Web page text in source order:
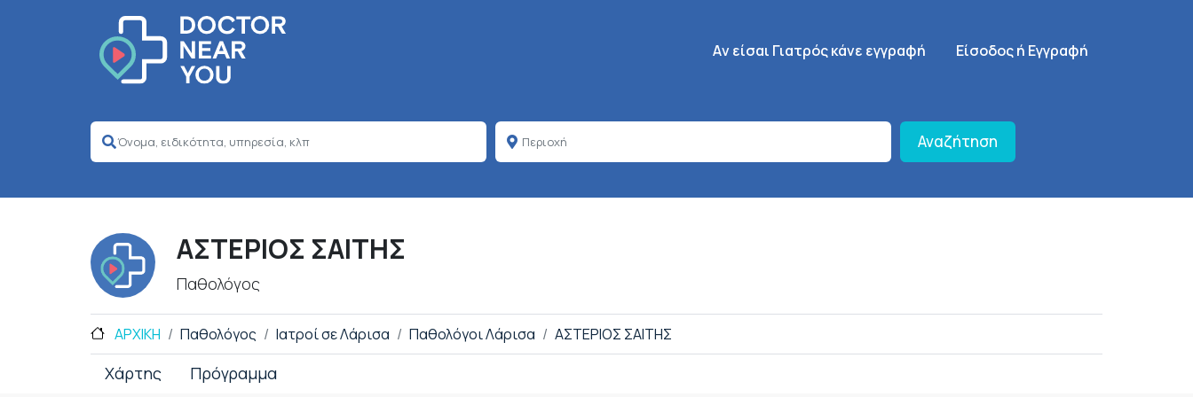
Κεντρική πλοήγηση
Aν είσαι Γιατρός κάνε εγγραφή SignUp Menu
Είσοδος ή Εγγραφή
Αναζήτηση
ΑΣΤΕΡΙΟΣ ΣΑΙΤΗΣ
Παθολόγος
ΑΡΧΙΚΗ Παθολόγος Ιατροί σε Λάρισα Παθολόγοι Λάρισα ΑΣΤΕΡΙΟΣ ΣΑΙΤΗΣ
Χάρτης Πρόγραμμα